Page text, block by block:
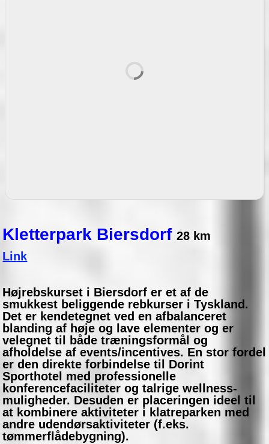
Kletterpark Biersdorf28 km
Link
Højrebskurset i Biersdorf er et af de
smukkest beliggende rebkurser i Tyskland.
Det er kendetegnet ved en afbalanceret
blanding af høje og lave elementer og er
velegnet til både træningsformål og
afholdelse af events/incentives. En stor fordel
er den direkte forbindelse til Dorint
Sporthotel med professionelle
konferencefaciliteter og talrige wellness-
muligheder. Desuden er placeringen ideel til
at kombinere aktiviteter i klatreparken med
andre udendørsaktiviteter (f.eks.
tømmerflådebygning).